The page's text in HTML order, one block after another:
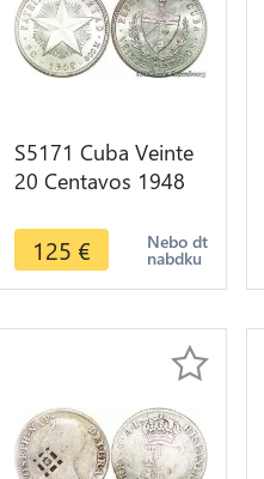
S5171 Cuba Veinte
20 Centavos 1948
Silver - Faire Offre
125 € Nebo dt
nabdku